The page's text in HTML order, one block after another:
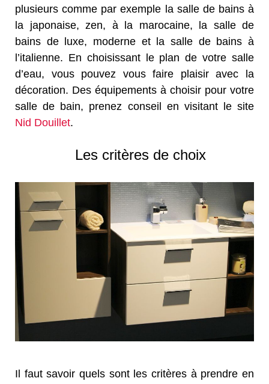
plusieurs comme par exemple la salle de bains à
la japonaise, zen, à la marocaine, la salle de
bains de luxe, moderne et la salle de bains à
l’italienne. En choisissant le plan de votre salle
d’eau, vous pouvez vous faire plaisir avec la
décoration. Des équipements à choisir pour votre
salle de bain, prenez conseil en visitant le site
Nid Douillet.
Les critères de choix
Il faut savoir quels sont les critères à prendre en